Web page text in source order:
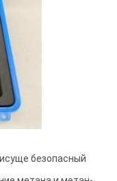
безопасный